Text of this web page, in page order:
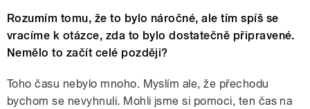
Rozumím tomu, že to bylo náročné, ale tím spíš se
vracíme k otázce, zda to bylo dostatečně připravené.
Nemělo to začít celé později?
Toho času nebylo mnoho. Myslím ale, že přechodu
bychom se nevyhnuli. Mohli jsme si pomoci, ten čas na